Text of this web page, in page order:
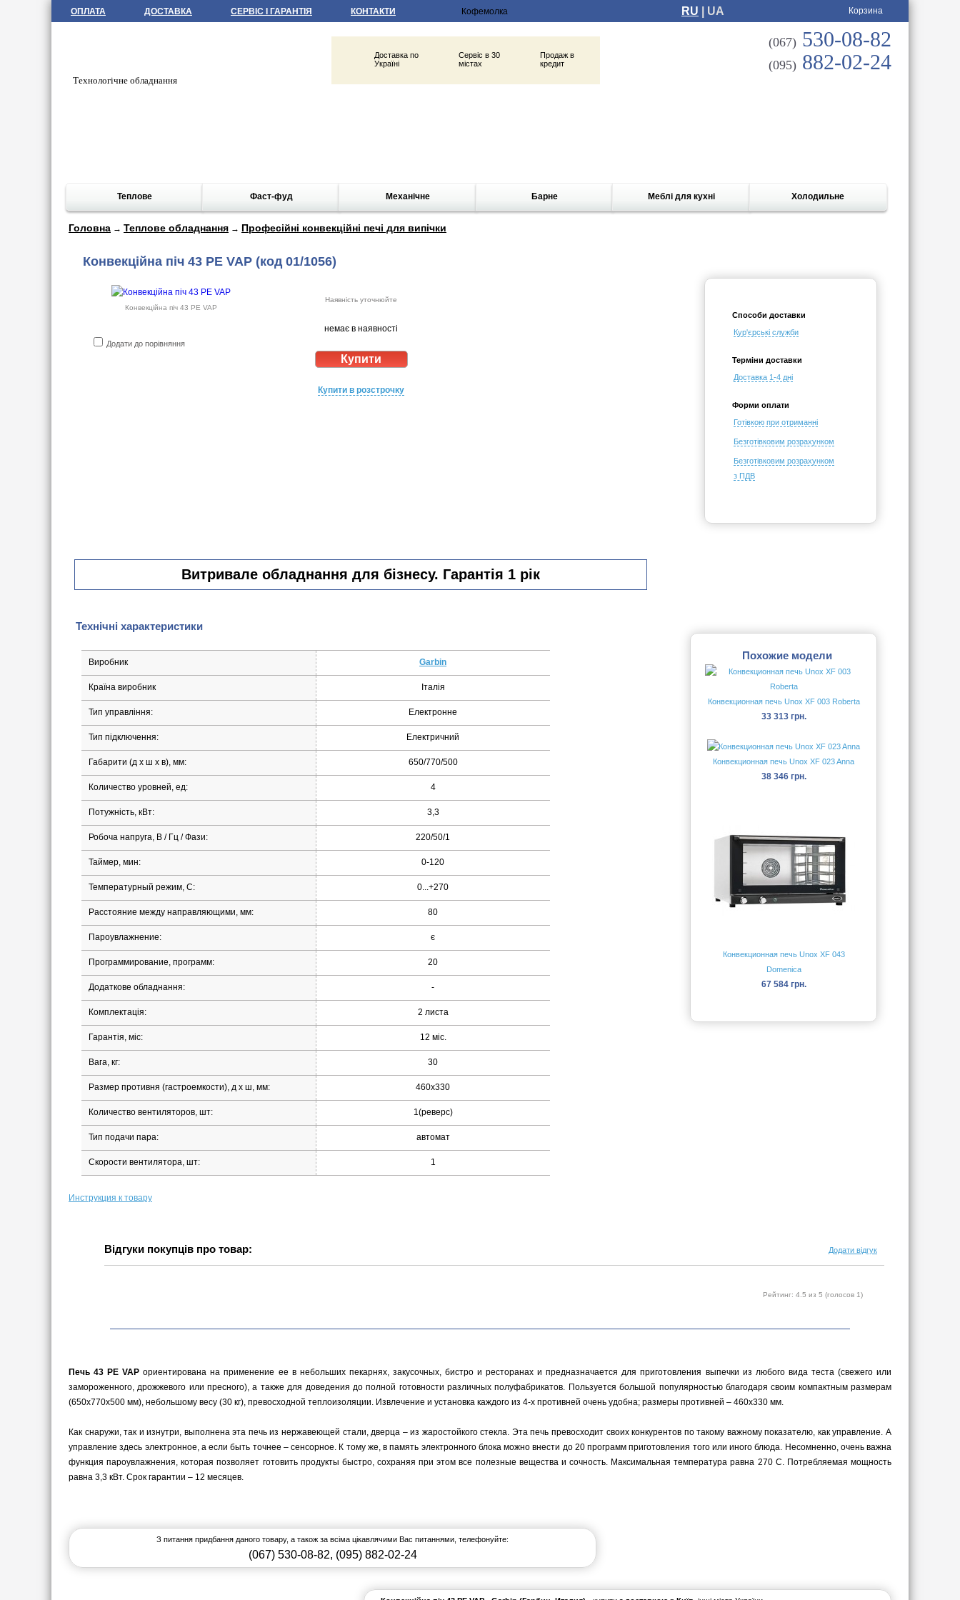
ОПЛАТА ДОСТАВКА СЕРВІС І ГАРАНТІЯ КОНТАКТИ RU | UA Корзина
Технологічне обладнання
Доставка по
Україні
Сервіс в 30
містах
Продаж в
кредит
(067) 530-08-82
(095) 882-02-24
Теплове Фаст-фуд Механічне Барне Меблі для кухні Холодильне
Головна → Теплове обладнання → Професійні конвекційні печі для випічки
Конвекційна піч 43 PE VAP (код 01/1056)
Конвекційна піч 43 PE VAP
Додати до порівняння
Наявність уточнюйте
немає в наявності
Купити в розстрочку
Способи доставки
Кур'єрські служби
Терміни доставки
Доставка 1-4 дні
Форми оплати
Готівкою при отриманні
Безготівковим розрахунком
Безготівковим розрахунком
з ПДВ
Витривале обладнання для бізнесу. Гарантія 1 рік
Технічні характеристики
Виробник Garbin
Країна виробник Італія
Тип управління: Електронне
Тип підключення: Електричний
Габарити (д х ш х в), мм: 650/770/500
Количество уровней, ед: 4
Потужність, кВт: 3,3
Робоча напруга, В / Гц / Фази: 220/50/1
Таймер, мин: 0-120
Температурный режим, С: 0...+270
Расстояние между направляющими, мм: 80
Пароувлажнение: є
Программирование, программ: 20
Додаткове обладнання: -
Комплектація: 2 листа
Гарантія, міс: 12 міс.
Вага, кг: 30
Размер противня (гастроемкости), д х ш, мм: 460x330
Количество вентиляторов, шт: 1(реверс)
Тип подачи пара: автомат
Скорости вентилятора, шт: 1
Инструкция к товару
Похожие модели
Конвекционная печь Unox XF 003 Roberta
33 313 грн.
Конвекционная печь Unox XF 023 Anna
38 346 грн.
Конвекционная печь Unox XF 043
Domenica
67 584 грн.
Відгуки покупців про товар: Додати відгук
Рейтинг: 4.5 из 5 (голосов 1)
Печь 43 PE VAP ориентирована на применение ее в небольших пекарнях, закусочных, бистро и ресторанах и предназначается для приготовления выпечки из любого вида теста (свежего или
замороженного, дрожжевого или пресного), а также для доведения до полной готовности различных полуфабрикатов. Пользуется большой популярностью благодаря своим компактным размерам
(650х770х500 мм), небольшому весу (30 кг), превосходной теплоизоляции. Извлечение и установка каждого из 4-х противней очень удобна; размеры противней – 460х330 мм.
Как снаружи, так и изнутри, выполнена эта печь из нержавеющей стали, дверца – из жаростойкого стекла. Эта печь превосходит своих конкурентов по такому важному показателю, как управление. А
управление здесь электронное, а если быть точнее – сенсорное. К тому же, в память электронного блока можно внести до 20 программ приготовления того или иного блюда. Несомненно, очень важна
функция пароувлажнения, которая позволяет готовить продукты быстро, сохраняя при этом все полезные вещества и сочность. Максимальная температура равна 270 С. Потребляемая мощность
равна 3,3 кВт. Срок гарантии – 12 месяцев.
З питання придбання даного товару, а також за всіма цікавлячими Вас питаннями, телефонуйте:
(067) 530-08-82, (095) 882-02-24